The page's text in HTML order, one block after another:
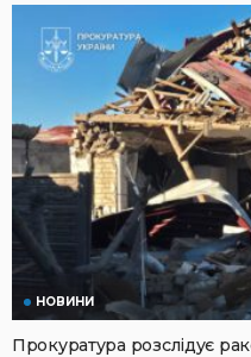
НОВИНИ
Прокуратура розслідує